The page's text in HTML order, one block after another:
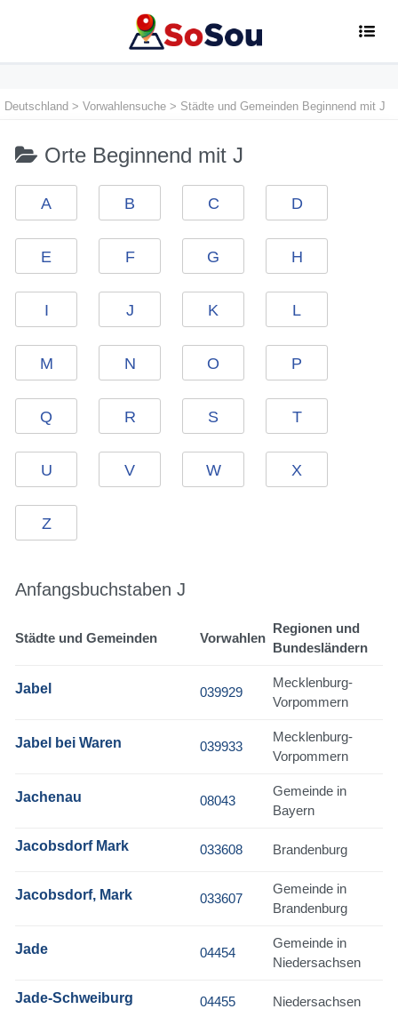
Deutschland > Vorwahlensuche > Städte und Gemeinden Beginnend mit J
Orte Beginnend mit J
A B C D
E F G H
I J K L
M N O P
Q R S T
U V W X
Z
Anfangsbuchstaben J
Städte und Gemeinden Vorwahlen
Regionen und
Bundesländern
Jabel 039929
Mecklenburg-
Vorpommern
Jabel bei Waren 039933
Mecklenburg-
Vorpommern
Jachenau 08043
Gemeinde in
Bayern
Jacobsdorf Mark 033608 Brandenburg
Jacobsdorf, Mark 033607
Gemeinde in
Brandenburg
Jade 04454
Gemeinde in
Niedersachsen
Jade-Schweiburg 04455 Niedersachsen